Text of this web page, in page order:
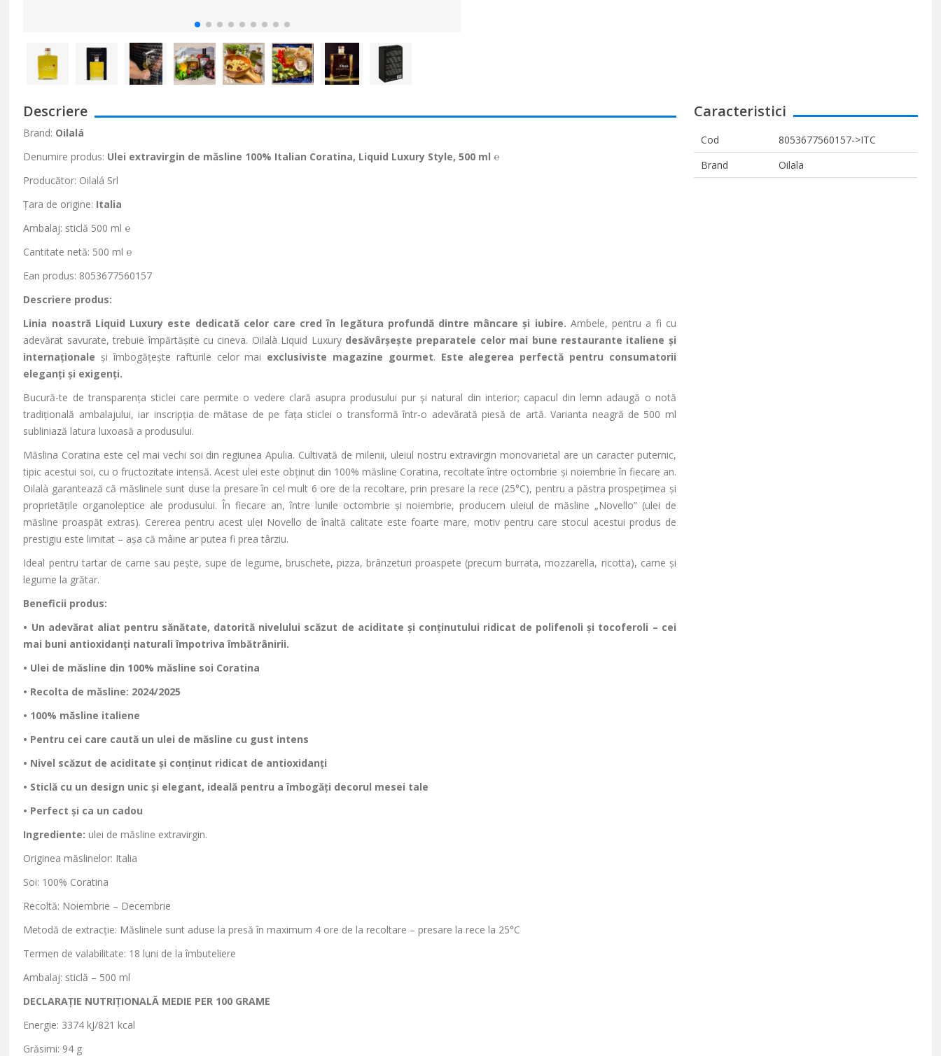
Descriere
Brand: Oilalá
Denumire produs: Ulei extravirgin de măsline 100% Italian Coratina, Liquid Luxury Style, 500 ml ℮
Producător: Oilalá Srl
Țara de origine: Italia
Ambalaj: sticlă 500 ml ℮
Cantitate netă: 500 ml ℮
Ean produs: 8053677560157
Descriere produs:
Linia noastră Liquid Luxury este dedicată celor care credîn legătura profundă dintre mâncareși iubire. Ambele, pentru a fi cu
adevărat savurate, trebuieîmpărtășite cu cineva. Oilalà Liquid Luxury desăvârșește preparatele celor mai bune restaurante italiene și
internaționale șiîmbogățește rafturile celor mai exclusiviste magazine gourmet. Este alegerea perfectă pentru consumatorii
eleganți și exigenți.
Bucură-te de transparența sticlei care permite o vedere clară asupra produsului pur și natural din interior; capacul din lemn adaugă o notă
tradițională ambalajului, iar inscripția de mătase de pe fața sticlei o transformăîntr-o adevărată piesă de artă. Varianta neagră de 500 ml
subliniază latura luxoasă a produsului.
Măslina Coratina este cel mai vechi soi din regiunea Apulia. Cultivată de milenii, uleiul nostru extravirgin monovarietal are un caracter puternic,
tipic acestui soi, cu o fructozitate intensă. Acest ulei este obținut din 100% măsline Coratina, recoltateîntre octombrie și noiembrieîn fiecare an.
Oilalà garantează că măslinele sunt duse la presareîn cel mult 6 ore de la recoltare, prin presare la rece (25°C), pentru a păstra prospețimea și
proprietățile organoleptice ale produsului.În fiecare an, între lunile octombrie și noiembrie, producem uleiul de măsline „Novello” (ulei de
măsline proaspăt extras). Cererea pentru acest ulei Novello deînaltă calitate este foarte mare, motiv pentru care stocul acestui produs de
prestigiu este limitat – așa că mâine ar putea fi prea târziu.
Ideal pentru tartar de carne sau pește, supe de legume, bruschete, pizza, brânzeturi proaspete (precum burrata, mozzarella, ricotta), carne și
legume la grătar.
Beneficii produs:
• Un adevărat aliat pentru sănătate, datorită nivelului scăzut de aciditate și conținutului ridicat de polifenoli și tocoferoli – cei
mai buni antioxidanți naturaliîmpotriva îmbătrânirii.
• Ulei de măsline din 100% măsline soi Coratina
• Recolta de măsline: 2024/2025
• 100% măsline italiene
• Pentru cei care caută un ulei de măsline cu gust intens
• Nivel scăzut de aciditate și conținut ridicat de antioxidanți
• Sticlă cu un design unic și elegant, ideală pentru aîmbogăți decorul mesei tale
• Perfectși ca un cadou
Ingrediente: ulei de măsline extravirgin.
Originea măslinelor: Italia
Soi: 100% Coratina
Recoltă: Noiembrie – Decembrie
Metodă de extracție: Măslinele sunt aduse la presăîn maximum 4 ore de la recoltare – presare la rece la 25°C
Termen de valabilitate: 18 luni de la îmbuteliere
Ambalaj: sticlă – 500 ml
DECLARAȚIE NUTRIȚIONALĂ MEDIE PER 100 GRAME
Energie: 3374 kJ/821 kcal
Grăsimi: 94 g
Caracteristici
Cod
8053677560157->ITC
Brand
Oilala